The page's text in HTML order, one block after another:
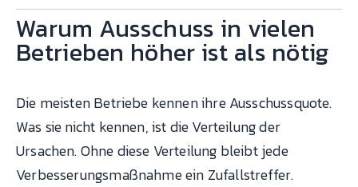
Warum Ausschuss in vielen
Betrieben höher ist als nötig
Die meisten Betriebe kennen ihre Ausschussquote.
Was sie nicht kennen, ist die Verteilung der
Ursachen. Ohne diese Verteilung bleibt jede
Verbesserungsmaßnahme ein Zufallstreffer.